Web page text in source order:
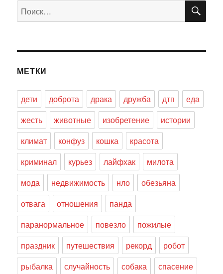
Искать:
МЕТКИ
дети доброта драка дружба дтп
еда
жесть
животные изобретение
истории
климат
конфуз кошка
красота
криминал
курьез лайфхак
милота
мода
недвижимость нло
обезьяна
отвага
отношения
панда
паранормальное
повезло
пожилые
праздник
путешествия рекорд
робот
рыбалка
случайность собака
спасение